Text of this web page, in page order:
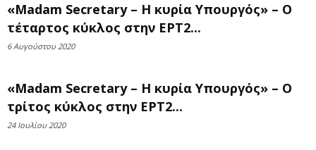
«Madam Secretary – Η κυρία Υπουργός» – Ο
τέταρτος κύκλος στην ΕΡΤ2...
6 Αυγούστου 2020
«Madam Secretary – Η κυρία Υπουργός» – Ο
τρίτος κύκλος στην ΕΡΤ2...
24 Ιουλίου 2020